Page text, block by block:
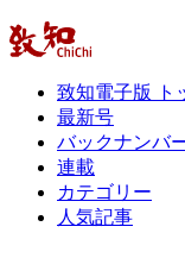
致知電子版 ト
最新号
バックナンバ
連載
カテゴリー
人気記事